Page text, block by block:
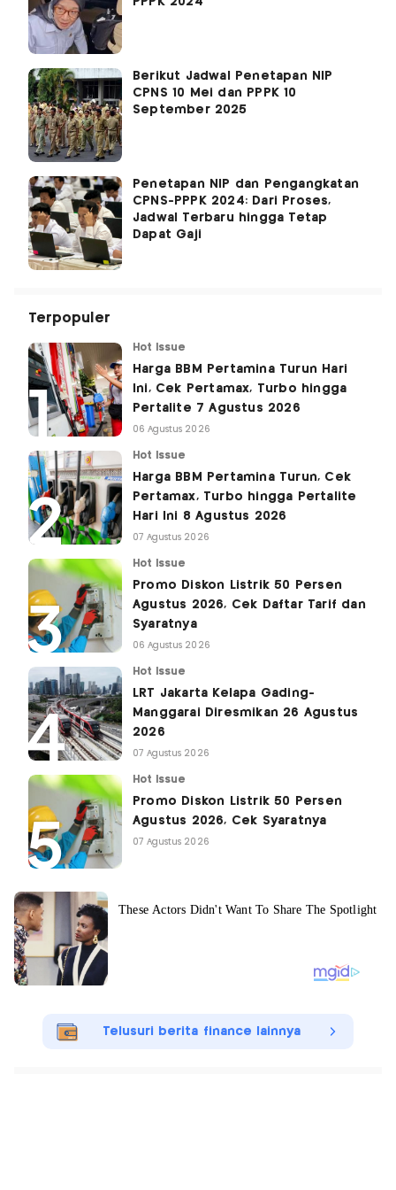
Berikut Jadwal Penetapan NIP
CPNS 10 Mei dan PPPK 10
September 2025
Penetapan NIP dan Pengangkatan
CPNS-PPPK 2024: Dari Proses,
Jadwal Terbaru hingga Tetap
Dapat Gaji
Terpopuler
Hot Issue
Harga BBM Pertamina Turun Hari
Ini, Cek Pertamax, Turbo hingga
Pertalite 7 Agustus 2026
06 Agustus 2026
Hot Issue
Harga BBM Pertamina Turun, Cek
Pertamax, Turbo hingga Pertalite
Hari Ini 8 Agustus 2026
07 Agustus 2026
Hot Issue
Promo Diskon Listrik 50 Persen
Agustus 2026, Cek Daftar Tarif dan
Syaratnya
06 Agustus 2026
Hot Issue
LRT Jakarta Kelapa Gading-
Manggarai Diresmikan 26 Agustus
2026
07 Agustus 2026
Hot Issue
Promo Diskon Listrik 50 Persen
Agustus 2026, Cek Syaratnya
07 Agustus 2026
Telusuri berita finance lainnya